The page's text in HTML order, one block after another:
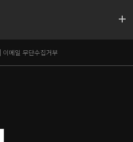
이메일 무단수집거부